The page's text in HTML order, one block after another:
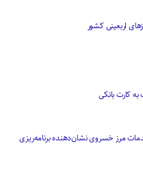
اربعینی کشور
کارت بانکی
مرز خسروی نشان‌دهنده برنامه‌ریزی